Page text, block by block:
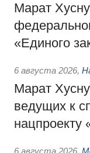
Марат
«Единого
6 августа 2026,
Марат
ведущих к
нацпроекту
6 августа 2026,